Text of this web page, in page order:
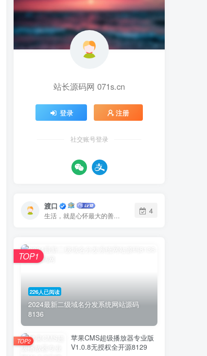
站长源码网 071s.cn
登录 注册
社交账号登录
渡口
生活，就是心怀最大的善意在荆棘中穿行。即使被刺伤，亦不改初衷...
4
226人已阅读
2024最新二级域名分发系统网站源码
8136
TOP1
苹果CMS超级播放器专业版
V1.0.8无授权全开源8129
TOP2